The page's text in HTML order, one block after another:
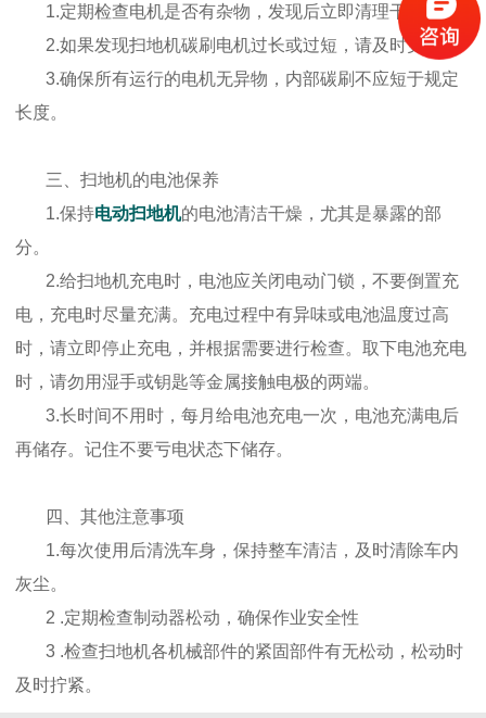
1.定期检查电机是否有杂物，发现后立即清理干净。
2.如果发现扫地机碳刷电机过长或过短，请及时更换。
3.确保所有运行的电机无异物，内部碳刷不应短于规定
长度。
三、扫地机的电池保养
1.保持电动扫地机的电池清洁干燥，尤其是暴露的部
分。
2.给扫地机充电时，电池应关闭电动门锁，不要倒置充
电，充电时尽量充满。充电过程中有异味或电池温度过高
时，请立即停止充电，并根据需要进行检查。取下电池充电
时，请勿用湿手或钥匙等金属接触电极的两端。
3.长时间不用时，每月给电池充电一次，电池充满电后
再储存。记住不要亏电状态下储存。
四、其他注意事项
1.每次使用后清洗车身，保持整车清洁，及时清除车内
灰尘。
2 .定期检查制动器松动，确保作业安全性
3 .检查扫地机各机械部件的紧固部件有无松动，松动时
及时拧紧。